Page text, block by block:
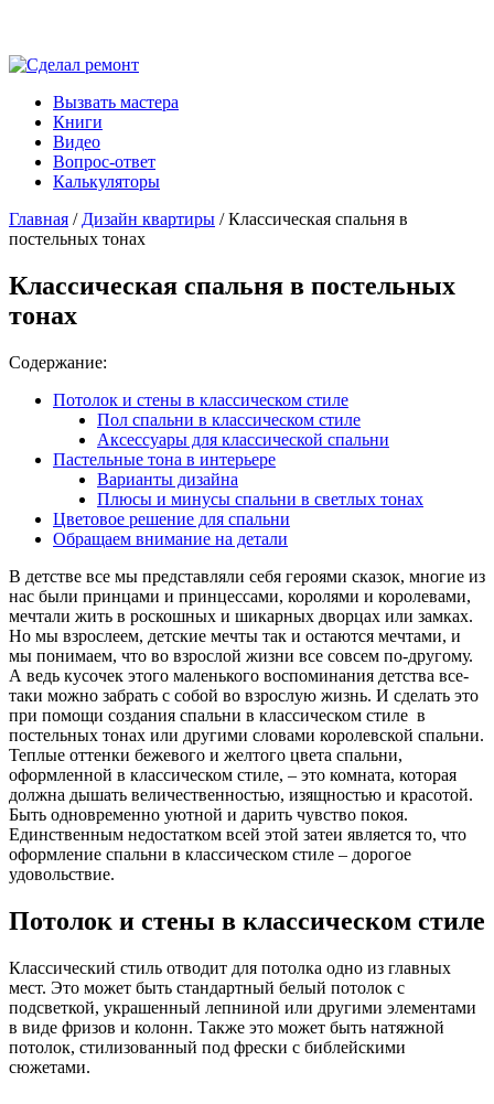
Вызвать мастера
Книги
Видео
Вопрос-ответ
Калькуляторы
Главная / Дизайн квартиры / Классическая спальня в
постельных тонах
Классическая спальня в постельных
тонах
Содержание:
Потолок и стены в классическом стиле
Пол спальни в классическом стиле
Аксессуары для классической спальни
Пастельные тона в интерьере
Варианты дизайна
Плюсы и минусы спальни в светлых тонах
Цветовое решение для спальни
Обращаем внимание на детали
В детстве все мы представляли себя героями сказок, многие из
нас были принцами и принцессами, королями и королевами,
мечтали жить в роскошных и шикарных дворцах или замках.
Но мы взрослеем, детские мечты так и остаются мечтами, и
мы понимаем, что во взрослой жизни все совсем по-другому.
А ведь кусочек этого маленького воспоминания детства все-
таки можно забрать с собой во взрослую жизнь. И сделать это
при помощи создания спальни в классическом стиле в
постельных тонах или другими словами королевской спальни.
Теплые оттенки бежевого и желтого цвета спальни,
оформленной в классическом стиле, – это комната, которая
должна дышать величественностью, изящностью и красотой.
Быть одновременно уютной и дарить чувство покоя.
Единственным недостатком всей этой затеи является то, что
оформление спальни в классическом стиле – дорогое
удовольствие.
Потолок и стены в классическом стиле
Классический стиль отводит для потолка одно из главных
мест. Это может быть стандартный белый потолок с
подсветкой, украшенный лепниной или другими элементами
в виде фризов и колонн. Также это может быть натяжной
потолок, стилизованный под фрески с библейскими
сюжетами.